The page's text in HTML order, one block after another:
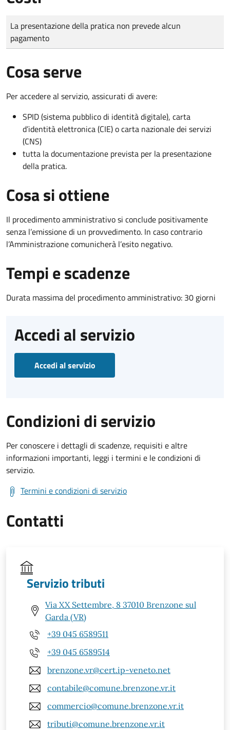
Tipo di pagamento
Importo
La presentazione della pratica non prevede alcun
pagamento
Cosa serve
Per accedere al servizio, assicurati di avere:
SPID (sistema pubblico di identità digitale), carta
d’identità elettronica (CIE) o carta nazionale dei servizi
(CNS)
tutta la documentazione prevista per la presentazione
della pratica.
Cosa si ottiene
Il procedimento amministrativo si conclude positivamente
senza l’emissione di un provvedimento. In caso contrario
l’Amministrazione comunicherà l’esito negativo.
Tempi e scadenze
Durata massima del procedimento amministrativo: 30 giorni
Accedi al servizio
Accedi al servizio
Condizioni di servizio
Per conoscere i dettagli di scadenze, requisiti e altre
informazioni importanti, leggi i termini e le condizioni di
servizio.
Termini e condizioni di servizio
Contatti
Servizio tributi
Via XX Settembre, 8 37010 Brenzone sul
Garda (VR)
+39 045 6589511
+39 045 6589514
brenzone.vr@cert.ip-veneto.net
contabile@comune.brenzone.vr.it
commercio@comune.brenzone.vr.it
tributi@comune.brenzone.vr.it